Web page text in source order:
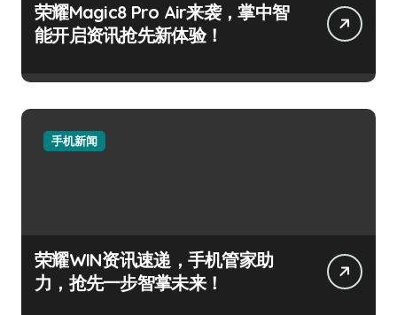
荣耀Magic8 Pro Air来袭，掌中智
能开启资讯抢先新体验！
手机新闻
荣耀WIN资讯速递，手机管家助
力，抢先一步智掌未来！